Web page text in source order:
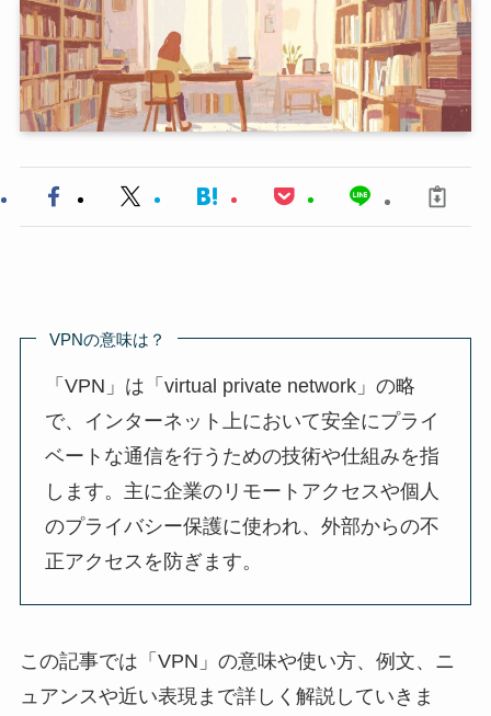
VPNの意味は？
「VPN」は「virtual private network」の略
で、インターネット上において安全にプライ
ベートな通信を行うための技術や仕組みを指
します。主に企業のリモートアクセスや個人
のプライバシー保護に使われ、外部からの不
正アクセスを防ぎます。
この記事では「VPN」の意味や使い方、例文、ニ
ュアンスや近い表現まで詳しく解説していきま